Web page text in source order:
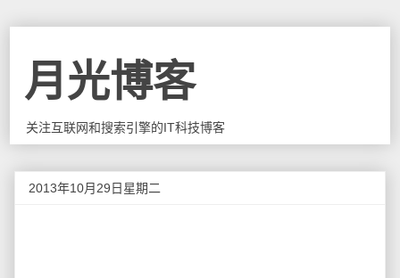
月光博客
关注互联网和搜索引擎的IT科技博客
2013年10月29日星期二